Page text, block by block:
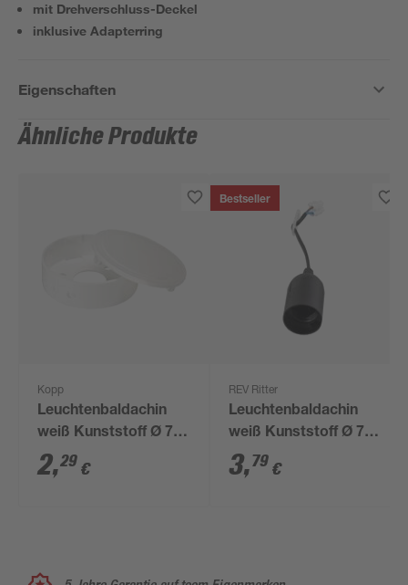
mit Drehverschluss-Deckel
inklusive Adapterring
Eigenschaften
Ähnliche Produkte
Kopp
Leuchtenbaldachin
weiß Kunststoff Ø 7,5
cm
2,29 €
Bestseller
REV Ritter
Leuchtenbaldachin
weiß Kunststoff Ø 7 x
2,4 cm
3,79 €